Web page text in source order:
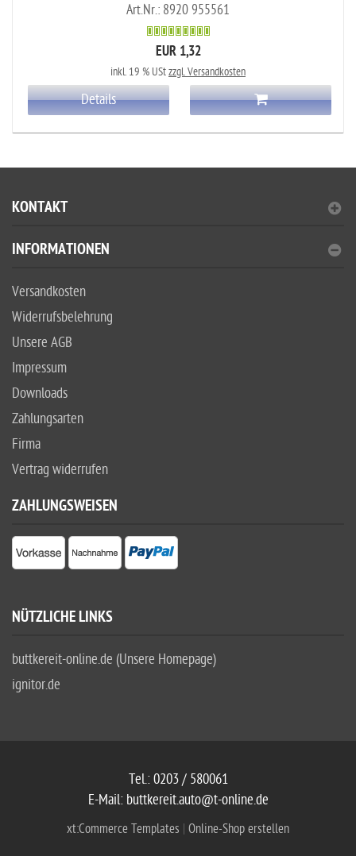
Art.Nr.: 8920 955561
EUR 1,32
inkl. 19 % UStzzgl. Versandkosten
Details
KONTAKT
INFORMATIONEN
Versandkosten
Widerrufsbelehrung
Unsere AGB
Impressum
Downloads
Zahlungsarten
Firma
Vertrag widerrufen
ZAHLUNGSWEISEN
NÜTZLICHE LINKS
buttkereit-online.de (Unsere Homepage)
ignitor.de
Tel.: 0203 / 580061
E-Mail: buttkereit.auto@t-online.de
xt:Commerce Templates Online-Shop erstellen